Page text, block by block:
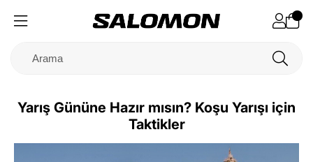
Yarış Gününe Hazır mısın? Koşu Yarışı için
Taktikler